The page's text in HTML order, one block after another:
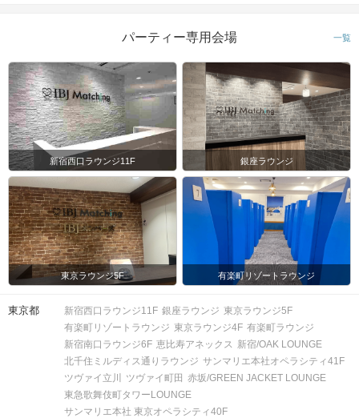
パーティー専用会場 一覧
新宿西口ラウンジ11F 銀座ラウンジ
東京ラウンジ5F 有楽町リゾートラウンジ
東京都 新宿西口ラウンジ11F 銀座ラウンジ 東京ラウンジ5F
有楽町リゾートラウンジ 東京ラウンジ4F 有楽町ラウンジ
新宿南口ラウンジ6F 恵比寿アネックス 新宿/OAK LOUNGE
北千住ミルディス通りラウンジ サンマリエ本社オペラシティ41F
ツヴァイ立川
ツヴァイ町田 赤坂/GREEN JACKET LOUNGE
東急歌舞伎町タワーLOUNGE
サンマリエ本社 東京オペラシティ40F